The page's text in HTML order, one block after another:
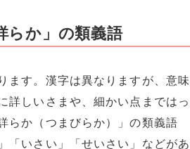
らか」の類義語
ます。漢字は異なりますが、意味
詳しいさまや、細かい点まではっ
らか（つまびらか）」の類義語
「いさい」「せいさい」などがあ